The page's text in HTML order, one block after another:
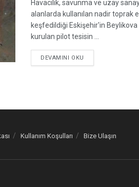
Havacılık, savunma ve uzay
alanlarda kullanılan nadir toprak
keşfedildiği Eskişehir'in
kurulan pilot tesisin ...
DEVAMINI OKU
Kullanım Koşulları Bize Ulaşın